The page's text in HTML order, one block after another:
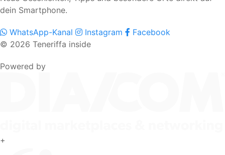
dein Smartphone.
WhatsApp-Kanal Instagram
Facebook
© 2026 Teneriffa inside
Powered by
+